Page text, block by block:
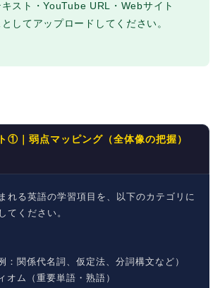
スト・YouTube URL・Webサイト
してアップロードしてください。
①｜弱点マッピング（全体像の把握）
れる英語の学習項目を、以下のカテゴリに
てください。
関係代名詞、仮定法、分詞構文など）
ム（重要単語・熟語）